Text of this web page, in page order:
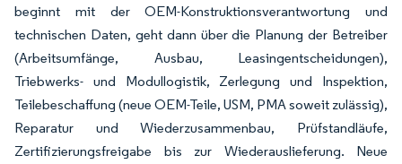
beginnt mit der OEM-Konstruktionsverantwortung und
technischen Daten, geht dann über die Planung der Betreiber
(Arbeitsumfänge, Ausbau, Leasingentscheidungen),
Triebwerks- und Modullogistik, Zerlegung und Inspektion,
Teilebeschaffung (neue OEM-Teile, USM, PMA soweit zulässig),
Reparatur und Wiederzusammenbau, Prüfstandläufe,
Zertifizierungsfreigabe bis zur Wiederauslieferung. Neue